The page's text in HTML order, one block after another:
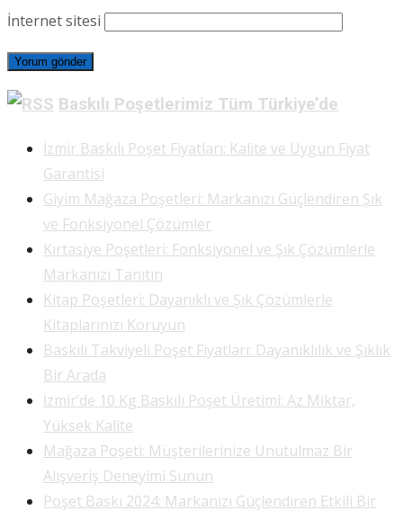
İnternet sitesi
Baskılı Poşetlerimiz Tüm Türkiye’de
İzmir Baskılı Poşet Fiyatları: Kalite ve Uygun Fiyat
Garantisi
Giyim Mağaza Poşetleri: Markanızı Güçlendiren Şık
ve Fonksiyonel Çözümler
Kırtasiye Poşetleri: Fonksiyonel ve Şık Çözümlerle
Markanızı Tanıtın
Kitap Poşetleri: Dayanıklı ve Şık Çözümlerle
Kitaplarınızı Koruyun
Baskılı Takviyeli Poşet Fiyatları: Dayanıklılık ve Şıklık
Bir Arada
İzmir’de 10 Kg Baskılı Poşet Üretimi: Az Miktar,
Yüksek Kalite
Mağaza Poşeti: Müşterilerinize Unutulmaz Bir
Alışveriş Deneyimi Sunun
Poşet Baskı 2024: Markanızı Güçlendiren Etkili Bir